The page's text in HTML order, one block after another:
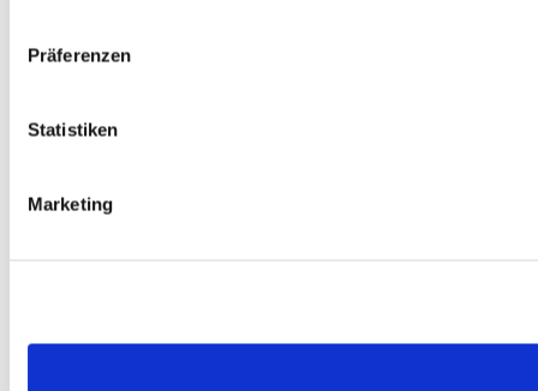
Präferenzen
Statistiken
Marketing